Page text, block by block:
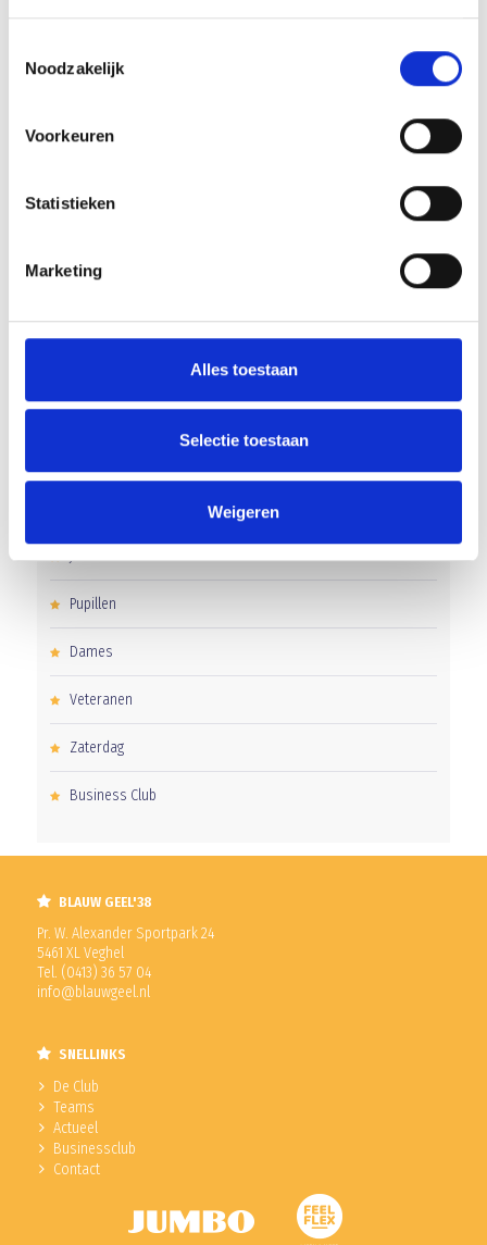
Noodzakelijk
Voorkeuren
Statistieken
Marketing
Alles toestaan
Selectie toestaan
Weigeren
RECENT NIEUWS
Overwinning op Mierlo Hout
CATEGORIEËN
Junioren
Pupillen
Dames
Veteranen
Zaterdag
Business Club
BLAUW GEEL'38
Pr. W. Alexander Sportpark 24
5461 XL Veghel
Tel. (0413) 36 57 04
info@blauwgeel.nl
SNELLINKS
De Club
Teams
Actueel
Businessclub
Contact